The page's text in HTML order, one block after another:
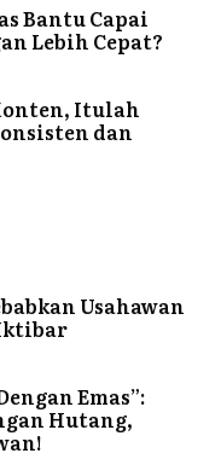
Bantu Capai
Lebih Cepat?
Itulah
dan
Usahawan
Emas”:
Hutang,